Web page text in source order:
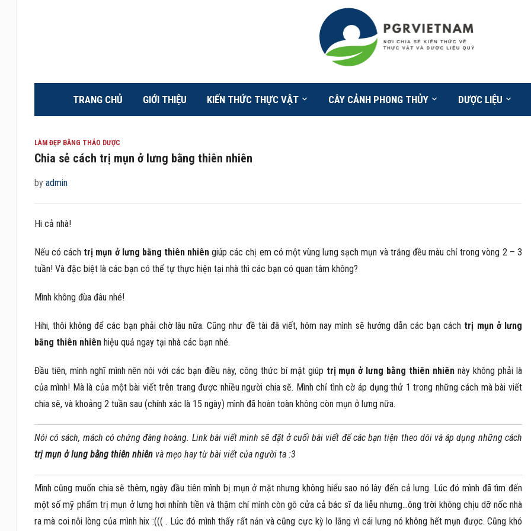
TRANG CHỦ GIỚI THIỆU KIẾN THỨC THỰC VẬT CÂY CẢNH PHONG THỦY DƯỢC LIỆU
LÀM ĐẸP BẰNG THẢO DƯỢC
Chia sẻ cách trị mụn ở lưng bằng thiên nhiên
by admin
Hi cả nhà!
Nếu có cách trị mụn ở lưng bằng thiên nhiên giúp các chị em có một vùng lưng sạch mụn và trắng đều màu chỉ trong vòng 2 – 3
tuần! Và đặc biệt là các bạn có thể tự thực hiện tại nhà thì các bạn có quan tâm không?
Mình không đùa đâu nhé!
Hihi, thôi không để các bạn phải chờ lâu nữa. Cũng như đề tài đã viết, hôm nay mình sẽ hướng dẫn các bạn cách trị mụn ở lưng
bằng thiên nhiênhiệu quả ngay tại nhà các bạn nhé.
Đầu tiên, mình nghĩ mình nên nói với các bạn điều này, công thức bí mật giúp trị mụn ở lưng bằng thiên nhiên này không phải là
của mình! Mà là của một bài viết trên trang được nhiều người chia sẽ. Mình chỉ tình cờ áp dụng thử 1 trong những cách mà bài viết
chia sẽ, và khoảng 2 tuần sau (chính xác là 15 ngày) mình đã hoàn toàn không còn mụn ở lưng nữa.
Nói có sách, mách có chứng đàng hoàng. Link bài viết mình sẽ đặt ở cuối bài viết để các bạn tiện theo dõi và áp dụng những cách
trị mụn ở lung bằng thiên nhiênvà mẹo hay từ bài viết của người ta :3
Mình cũng muốn chia sẽ thêm, ngày đầu tiên mình bị mụn ở mặt nhưng không hiểu sao nó lây đến cả lưng. Lúc đó mình đã tìm đến
một số mỹ phẩm trị mụn ở lưng hơi nhỉnh tiền và thậm chí mình còn gõ cửa cả bác sĩ da liễu nhưng…ông trời không chịu dỡ nốc nhà
ra mà coi nỗi lòng của mình hix :((( . Lúc đó mình thấy rất nản và cũng cực kỳ lo lắng vì cái lưng nó không hết mụn được. Cũng khó